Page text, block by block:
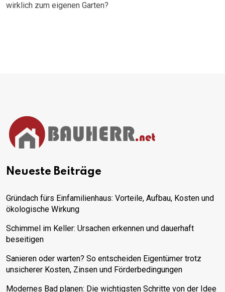
wirklich zum eigenen Garten?
Neueste Beiträge
Gründach fürs Einfamilienhaus: Vorteile, Aufbau, Kosten und
ökologische Wirkung
Schimmel im Keller: Ursachen erkennen und dauerhaft
beseitigen
Sanieren oder warten? So entscheiden Eigentümer trotz
unsicherer Kosten, Zinsen und Förderbedingungen
Modernes Bad planen: Die wichtigsten Schritte von der Idee